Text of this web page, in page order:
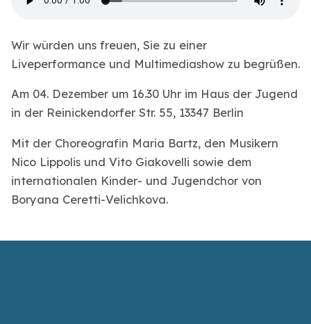
Wir würden uns freuen, Sie zu einer
Liveperformance und Multimediashow zu begrüßen.
Am 04. Dezember um 16.30 Uhr im Haus der Jugend
in der Reinickendorfer Str. 55, 13347 Berlin
Mit der Choreografin Maria Bartz, den Musikern
Nico Lippolis und Vito Giakovelli sowie dem
internationalen Kinder- und Jugendchor von
Boryana Ceretti-Velichkova.